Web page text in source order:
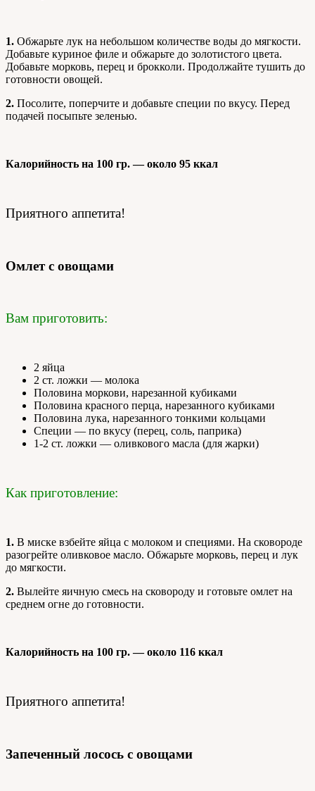
1. Обжарьте лук на небольшом количестве воды до мягкости.
Добавьте куриное филе и обжарьте до золотистого цвета.
Добавьте морковь, перец и брокколи. Продолжайте тушить до
готовности овощей.
2. Посолите, поперчите и добавьте специи по вкусу. Перед
подачей посыпьте зеленью.
Калорийность на 100 гр. — около 95 ккал
Приятного аппетита!
Омлет с овощами
Вам приготовить:
2 яйца
2 ст. ложки — молока
Половина моркови, нарезанной кубиками
Половина красного перца, нарезанного кубиками
Половина лука, нарезанного тонкими кольцами
Специи — по вкусу (перец, соль, паприка)
1-2 ст. ложки — оливкового масла (для жарки)
Как приготовление:
1. В миске взбейте яйца с молоком и специями. На сковороде
разогрейте оливковое масло. Обжарьте морковь, перец и лук
до мягкости.
2. Вылейте яичную смесь на сковороду и готовьте омлет на
среднем огне до готовности.
Калорийность на 100 гр. — около 116 ккал
Приятного аппетита!
Запеченный лосось с овощами